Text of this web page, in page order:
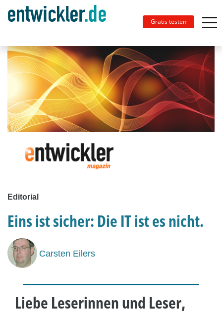
Gratis testen
Editorial
Eins ist sicher: Die IT ist es nicht.
Carsten Eilers
Liebe Leserinnen und Leser,